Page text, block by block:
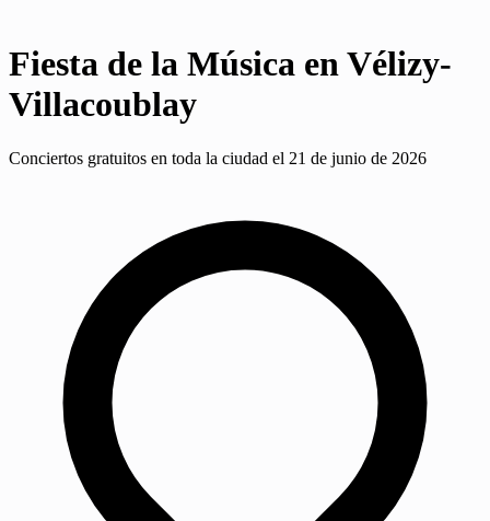
Fiesta de la Música en Vélizy-
Villacoublay
Conciertos gratuitos en toda la ciudad el 21 de junio de 2026